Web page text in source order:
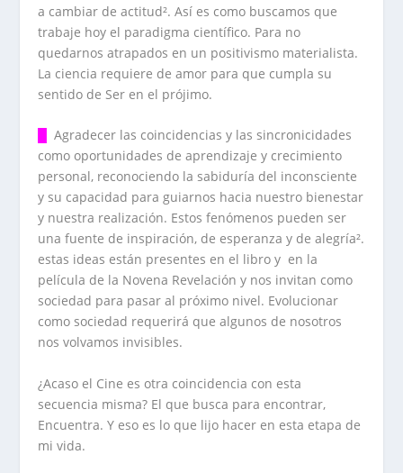
a cambiar de actitud². Así es como buscamos que
trabaje hoy el paradigma científico. Para no
quedarnos atrapados en un positivismo materialista.
La ciencia requiere de amor para que cumpla su
sentido de Ser en el prójimo.
Agradecer las coincidencias y las sincronicidades
como oportunidades de aprendizaje y crecimiento
personal, reconociendo la sabiduría del inconsciente
y su capacidad para guiarnos hacia nuestro bienestar
y nuestra realización. Estos fenómenos pueden ser
una fuente de inspiración, de esperanza y de alegría².
estas ideas están presentes en el libro y en la
película de la Novena Revelación y nos invitan como
sociedad para pasar al próximo nivel. Evolucionar
como sociedad requerirá que algunos de nosotros
nos volvamos invisibles.
¿Acaso el Cine es otra coincidencia con esta
secuencia misma? El que busca para encontrar,
Encuentra. Y eso es lo que lijo hacer en esta etapa de
mi vida.